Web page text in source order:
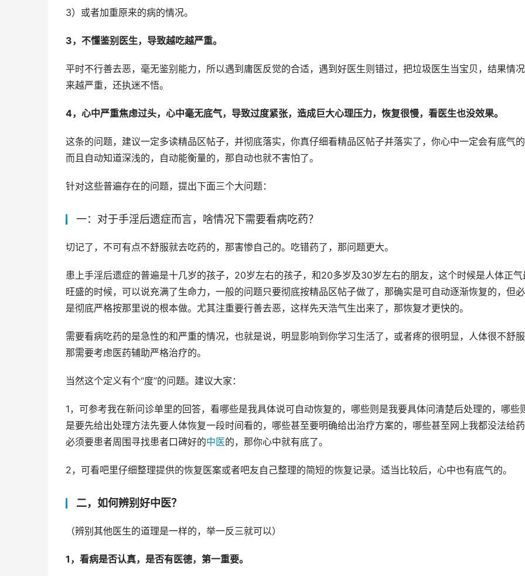
3）或者加重原来的病的情况。
3，不懂鉴别医生，导致越吃越严重。
平时不行善去恶，毫无鉴别能力，所以遇到庸医反觉的合适，遇到好医生则错过，把垃圾医生当宝贝，结果情
来越严重，还执迷不悟。
4，心中严重焦虑过头，心中毫无底气，导致过度紧张，造成巨大心理压力，恢复很慢，看医生也没效果。
这条的问题，建议一定多读精品区帖子，并彻底落实，你真仔细看精品区帖子并落实了，你心中一定会有底气
而且自动知道深浅的，自动能衡量的，那自动也就不害怕了。
针对这些普遍存在的问题，提出下面三个大问题：
一：对于手淫后遗症而言，啥情况下需要看病吃药？
切记了，不可有点不舒服就去吃药的，那害惨自己的。吃错药了，那问题更大。
患上手淫后遗症的普遍是十几岁的孩子，20岁左右的孩子，和20多岁及30岁左右的朋友，这个时候是人体正气
旺盛的时候，可以说充满了生命力，一般的问题只要彻底按精品区帖子做了，那确实是可自动逐渐恢复的，但
是彻底严格按那里说的根本做。尤其注重要行善去恶，这样先天浩气生出来了，那恢复才更快的。
需要看病吃药的是急性的和严重的情况，也就是说，明显影响到你学习生活了，或者疼的很明显，人体很不舒
那需要考虑医药辅助严格治疗的。
当然这个定义有个“度”的问题。建议大家：
1，可参考我在新问诊单里的回答，看哪些是我具体说可自动恢复的，哪些则是我要具体问清楚后处理的，哪些
是要先给出处理方法先要人体恢复一段时间看的，哪些甚至要明确给出治疗方案的，哪些甚至网上我都没法给
必须要患者周围寻找患者口碑好的中医的，那你心中就有底了。
2，可看吧里仔细整理提供的恢复医案或者吧友自己整理的简短的恢复记录。适当比较后，心中也有底气的。
二，如何辨别好中医？
（辨别其他医生的道理是一样的，举一反三就可以）
1，看病是否认真，是否有医德，第一重要。